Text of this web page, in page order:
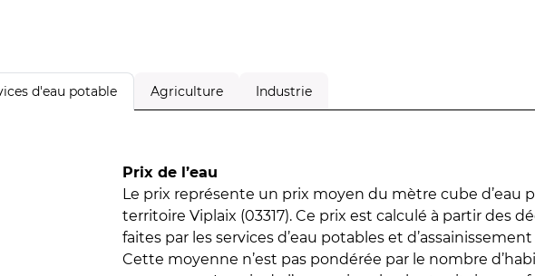
d'eau potable Agriculture Industrie
Prix de l’eau
Le prix représente un prix moyen du mètre cube d’eau
territoire Viplaix (03317). Ce prix est calculé à partir des
faites par les services d’eau potables et
Cette moyenne n’est pas pondérée par le nombre